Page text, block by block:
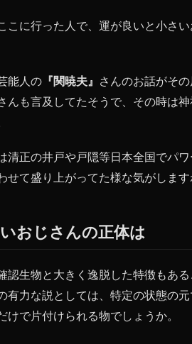
こに行った人で、運が良いと小さ
能人の 『関暁夫』 さんのお話がそ
んも言及してたそうで、その時は
清正の井戸や戸隠等日本全国でパ
せて盛り上がってた様な気がします
おじさんの正体は
認生物と大きく逸脱した特徴もあ
有力な説としては、特定の状態の
けで片付けられる物でしょうか。